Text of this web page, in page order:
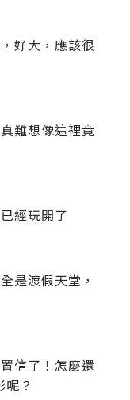
好大，應該很
難想像這裡竟
經玩開了
是渡假天堂，
信了！怎麼還
？